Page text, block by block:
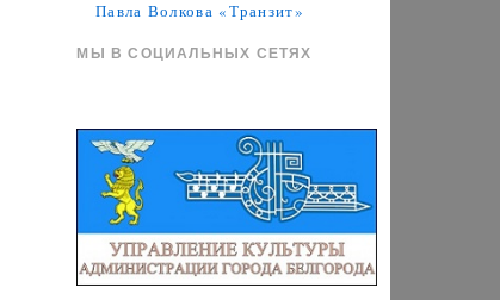
Павла Волкова «Транзит»
МЫ В СОЦИАЛЬНЫХ СЕТЯХ